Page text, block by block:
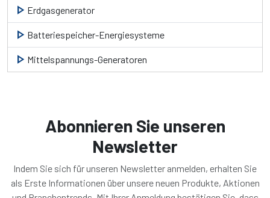
play_arrow Erdgasgenerator
play_arrow Batteriespeicher-Energiesysteme
play_arrow Mittelspannungs-Generatoren
Abonnieren Sie unseren
Newsletter
Indem Sie sich für unseren Newsletter anmelden, erhalten Sie
als Erste Informationen über unsere neuen Produkte, Aktionen